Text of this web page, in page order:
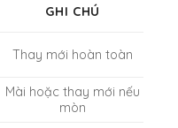
GHI CHÚ
Thay mới hoàn toàn
Mài hoặc thay mới nếu
mòn